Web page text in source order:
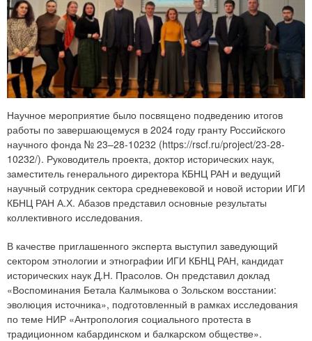
Научное мероприятие было посвящено подведению итогов
работы по завершающемуся в 2024 году гранту Российского
научного фонда № 23–28-10232 (https://rscf.ru/project/23-28-
10232/). Руководитель проекта, доктор исторических наук,
заместитель генерального директора КБНЦ РАН и ведущий
научный сотрудник сектора средневековой и новой истории ИГИ
КБНЦ РАН А.Х. Абазов представил основные результаты
коллективного исследования.
В качестве приглашенного эксперта выступил заведующий
сектором этнологии и этнографии ИГИ КБНЦ РАН, кандидат
исторических наук Д.Н. Прасолов. Он представил доклад
«Воспоминания Бетала Калмыкова о Зольском восстании:
эволюция источника», подготовленный в рамках исследования
по теме НИР «Антропология социального протеста в
традиционном кабардинском и балкарском обществе».